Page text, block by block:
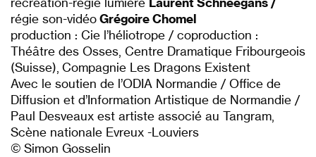
régie son-vidéoGrégoire Chomel
production : Cie l’héliotrope / coproduction :
Théâtre des Osses, Centre Dramatique Fribourgeois
(Suisse), Compagnie Les Dragons Existent
Avec le soutien de l’ODIA Normandie / Office de
Diffusion et d’Information Artistique de Normandie /
Paul Desveaux est artiste associé au Tangram,
Scène nationale Evreux -Louviers
© Simon Gosselin